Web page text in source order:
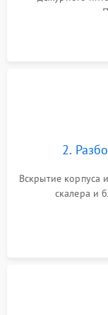
повреждения.
изображения,
2.
Вскрытие корпуса
скалера и
конденсаторов,